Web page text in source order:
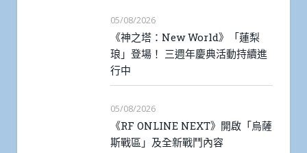
05/08/2026
《神之塔：New World》「蓮梨
琅」登場！ 三週年慶典活動持續進
行中
05/08/2026
《RF ONLINE NEXT》開啟「烏薩
斯戰區」及全新戰鬥內容